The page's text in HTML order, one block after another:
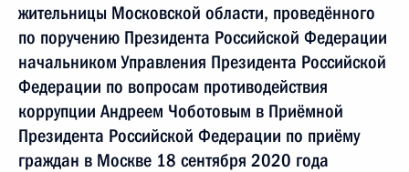
жительницы Московской области, проведённого
по поручению Президента Российской Федерации
начальником Управления Президента Российской
Федерации по вопросам противодействия
коррупции Андреем Чоботовым в Приёмной
Президента Российской Федерации по приёму
граждан в Москве 18 сентября 2020 года